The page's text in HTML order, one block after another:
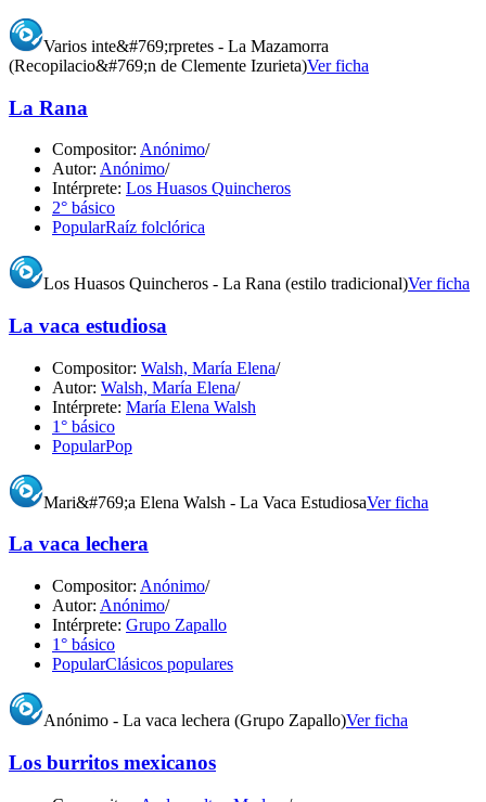
Varios inte&#769;rpretes - La Mazamorra
(Recopilacio&#769;n de Clemente Izurieta)Ver ficha
La Rana
Compositor: Anónimo/
Autor: Anónimo/
Intérprete: Los Huasos Quincheros
2° básico
PopularRaíz folclórica
Los Huasos Quincheros - La Rana (estilo tradicional)Ver ficha
La vaca estudiosa
Compositor: Walsh, María Elena/
Autor: Walsh, María Elena/
Intérprete: María Elena Walsh
1° básico
PopularPop
Mari&#769;a Elena Walsh - La Vaca EstudiosaVer ficha
La vaca lechera
Compositor: Anónimo/
Autor: Anónimo/
Intérprete: Grupo Zapallo
1° básico
PopularClásicos populares
Anónimo - La vaca lechera (Grupo Zapallo)Ver ficha
Los burritos mexicanos